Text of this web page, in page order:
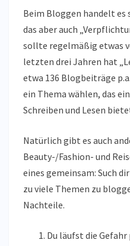
Beim Bloggen handelt es
das aber auch
sollte regelmäßig etwas
letzten drei Jahren hat
etwa 136 Blogbeiträge
ein Thema wählen, das
Schreiben und Lesen
Natürlich gibt es auch
Beauty-/Fashion- und
eines gemeinsam: Such
zu viele Themen zu
Nachteile.
Du läufst die